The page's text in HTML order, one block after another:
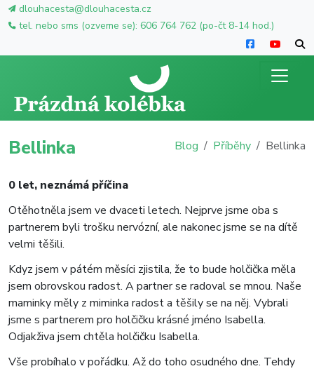
dlouhacesta@dlouhacesta.cz
tel. nebo sms (ozveme se): 606 764 762 (po-čt 8-14 hod.)
Blog Příběhy Bellinka
Bellinka
0 let, neznámá příčina
Otěhotněla jsem ve dvaceti letech. Nejprve jsme oba s
partnerem byli trošku nervózní, ale nakonec jsme se na dítě
velmi těšili.
Kdyz jsem v pátém měsíci zjistila, že to bude holčička měla
jsem obrovskou radost. A partner se radoval se mnou. Naše
maminky měly z miminka radost a těšily se na něj. Vybrali
jsme s partnerem pro holčičku krásné jméno Isabella.
Odjakživa jsem chtěla holčičku Isabella.
Vše probíhalo v pořádku. Až do toho osudného dne. Tehdy